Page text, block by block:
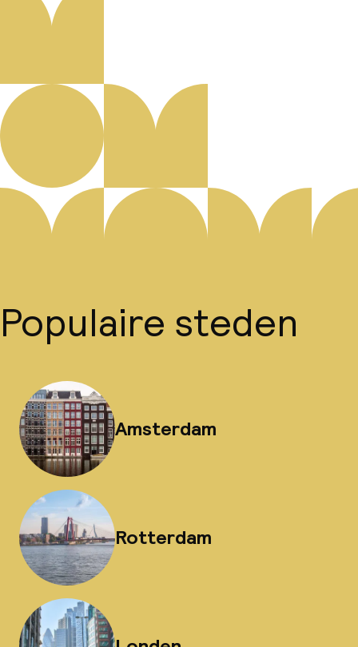
Populaire steden
Amsterdam
Rotterdam